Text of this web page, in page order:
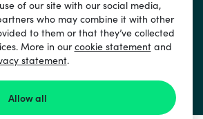
of our site with our social media,
who may combine it with other
to them or that they’ve collected
More in ourcookie statementand
statement.
Allow all